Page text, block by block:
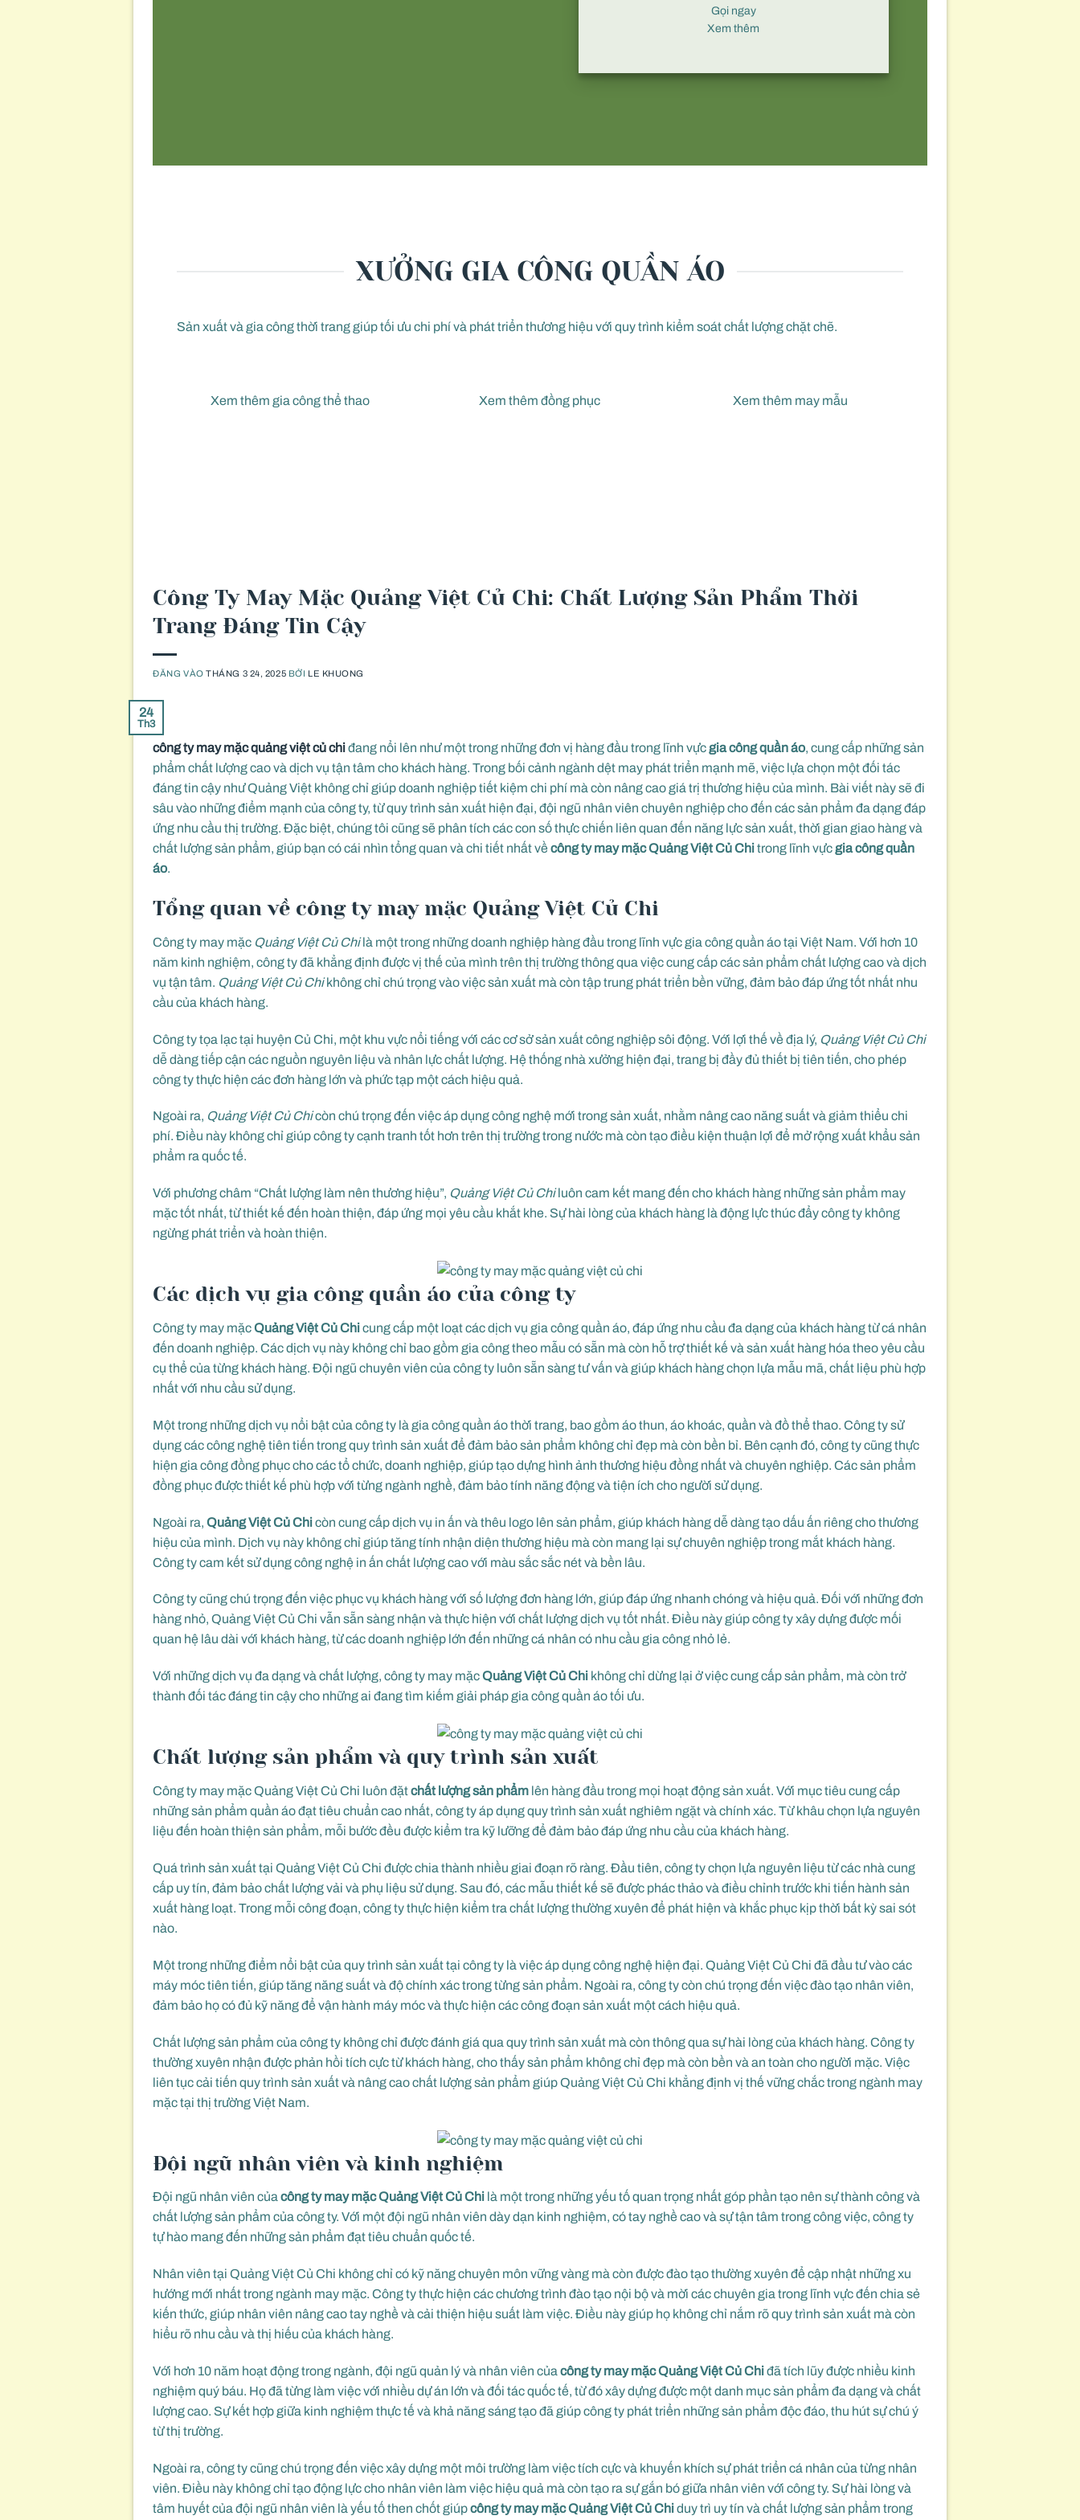
Gọi ngay
Xem thêm
XƯỞNG GIA CÔNG QUẦN ÁO
Sản xuất và gia công thời trang giúp tối ưu chi phí và phát triển thương hiệu với quy trình kiểm soát chất lượng chặt chẽ.
Xem thêm gia công thể thao Xem thêm đồng phục Xem thêm may mẫu
Công Ty May Mặc Quảng Việt Củ Chi: Chất Lượng Sản Phẩm Thời
Trang Đáng Tin Cậy
ĐĂNG VÀOTHÁNG 3 24, 2025 BỞI LE KHUONG
24
Th3
công ty may mặc quảng việt củ chiđang nổi lên như một trong những đơn vị hàng đầu trong lĩnh vựcgia công quần áo, cung cấp những sản
phẩm chất lượng cao và dịch vụ tận tâm cho khách hàng. Trong bối cảnh ngành dệt may phát triển mạnh mẽ, việc lựa chọn một đối tác
đáng tin cậy như Quảng Việt không chỉ giúp doanh nghiệp tiết kiệm chi phí mà còn nâng cao giá trị thương hiệu của mình. Bài viết này sẽ đi
sâu vào những điểm mạnh của công ty, từ quy trình sản xuất hiện đại, đội ngũ nhân viên chuyên nghiệp cho đến các sản phẩm đa dạng đáp
ứng nhu cầu thị trường. Đặc biệt, chúng tôi cũng sẽ phân tích các con số thực chiến liên quan đến năng lực sản xuất, thời gian giao hàng và
chất lượng sản phẩm, giúp bạn có cái nhìn tổng quan và chi tiết nhất vềcông ty may mặc Quảng Việt Củ Chitrong lĩnh vựcgia công quần
áo.
Tổng quan về công ty may mặc Quảng Việt Củ Chi
Công ty may mặc Quảng Việt Củ Chilà một trong những doanh nghiệp hàng đầu trong lĩnh vực gia công quần áo tại Việt Nam. Với hơn 10
năm kinh nghiệm, công ty đã khẳng định được vị thế của mình trên thị trường thông qua việc cung cấp các sản phẩm chất lượng cao và dịch
vụ tận tâm. Quảng Việt Củ Chikhông chỉ chú trọng vào việc sản xuất mà còn tập trung phát triển bền vững, đảm bảo đáp ứng tốt nhất nhu
cầu của khách hàng.
Công ty tọa lạc tại huyện Củ Chi, một khu vực nổi tiếng với các cơ sở sản xuất công nghiệp sôi động. Với lợi thế về địa lý, Quảng Việt Củ Chi
dễ dàng tiếp cận các nguồn nguyên liệu và nhân lực chất lượng. Hệ thống nhà xưởng hiện đại, trang bị đầy đủ thiết bị tiên tiến, cho phép
công ty thực hiện các đơn hàng lớn và phức tạp một cách hiệu quả.
Ngoài ra, Quảng Việt Củ Chicòn chú trọng đến việc áp dụng công nghệ mới trong sản xuất, nhằm nâng cao năng suất và giảm thiểu chi
phí. Điều này không chỉ giúp công ty cạnh tranh tốt hơn trên thị trường trong nước mà còn tạo điều kiện thuận lợi để mở rộng xuất khẩu sản
phẩm ra quốc tế.
Với phương châm “Chất lượng làm nên thương hiệu”, Quảng Việt Củ Chiluôn cam kết mang đến cho khách hàng những sản phẩm may
mặc tốt nhất, từ thiết kế đến hoàn thiện, đáp ứng mọi yêu cầu khắt khe. Sự hài lòng của khách hàng là động lực thúc đẩy công ty không
ngừng phát triển và hoàn thiện.
Các dịch vụ gia công quần áo của công ty
Công ty may mặcQuảng Việt Củ Chicung cấp một loạt các dịch vụ gia công quần áo, đáp ứng nhu cầu đa dạng của khách hàng từ cá nhân
đến doanh nghiệp. Các dịch vụ này không chỉ bao gồm gia công theo mẫu có sẵn mà còn hỗ trợ thiết kế và sản xuất hàng hóa theo yêu cầu
cụ thể của từng khách hàng. Đội ngũ chuyên viên của công ty luôn sẵn sàng tư vấn và giúp khách hàng chọn lựa mẫu mã, chất liệu phù hợp
nhất với nhu cầu sử dụng.
Một trong những dịch vụ nổi bật của công ty là gia công quần áo thời trang, bao gồm áo thun, áo khoác, quần và đồ thể thao. Công ty sử
dụng các công nghệ tiên tiến trong quy trình sản xuất để đảm bảo sản phẩm không chỉ đẹp mà còn bền bỉ. Bên cạnh đó, công ty cũng thực
hiện gia công đồng phục cho các tổ chức, doanh nghiệp, giúp tạo dựng hình ảnh thương hiệu đồng nhất và chuyên nghiệp. Các sản phẩm
đồng phục được thiết kế phù hợp với từng ngành nghề, đảm bảo tính năng động và tiện ích cho người sử dụng.
Ngoài ra,Quảng Việt Củ Chicòn cung cấp dịch vụ in ấn và thêu logo lên sản phẩm, giúp khách hàng dễ dàng tạo dấu ấn riêng cho thương
hiệu của mình. Dịch vụ này không chỉ giúp tăng tính nhận diện thương hiệu mà còn mang lại sự chuyên nghiệp trong mắt khách hàng.
Công ty cam kết sử dụng công nghệ in ấn chất lượng cao với màu sắc sắc nét và bền lâu.
Công ty cũng chú trọng đến việc phục vụ khách hàng với số lượng đơn hàng lớn, giúp đáp ứng nhanh chóng và hiệu quả. Đối với những đơn
hàng nhỏ, Quảng Việt Củ Chi vẫn sẵn sàng nhận và thực hiện với chất lượng dịch vụ tốt nhất. Điều này giúp công ty xây dựng được mối
quan hệ lâu dài với khách hàng, từ các doanh nghiệp lớn đến những cá nhân có nhu cầu gia công nhỏ lẻ.
Với những dịch vụ đa dạng và chất lượng, công ty may mặcQuảng Việt Củ Chi không chỉ dừng lại ở việc cung cấp sản phẩm, mà còn trở
thành đối tác đáng tin cậy cho những ai đang tìm kiếm giải pháp gia công quần áo tối ưu.
Chất lượng sản phẩm và quy trình sản xuất
Công ty may mặc Quảng Việt Củ Chi luôn đặtchất lượng sản phẩm lên hàng đầu trong mọi hoạt động sản xuất. Với mục tiêu cung cấp
những sản phẩm quần áo đạt tiêu chuẩn cao nhất, công ty áp dụng quy trình sản xuất nghiêm ngặt và chính xác. Từ khâu chọn lựa nguyên
liệu đến hoàn thiện sản phẩm, mỗi bước đều được kiểm tra kỹ lưỡng để đảm bảo đáp ứng nhu cầu của khách hàng.
Quá trình sản xuất tại Quảng Việt Củ Chi được chia thành nhiều giai đoạn rõ ràng. Đầu tiên, công ty chọn lựa nguyên liệu từ các nhà cung
cấp uy tín, đảm bảo chất lượng vải và phụ liệu sử dụng. Sau đó, các mẫu thiết kế sẽ được phác thảo và điều chỉnh trước khi tiến hành sản
xuất hàng loạt. Trong mỗi công đoạn, công ty thực hiện kiểm tra chất lượng thường xuyên để phát hiện và khắc phục kịp thời bất kỳ sai sót
nào.
Một trong những điểm nổi bật của quy trình sản xuất tại công ty là việc áp dụng công nghệ hiện đại. Quảng Việt Củ Chi đã đầu tư vào các
máy móc tiên tiến, giúp tăng năng suất và độ chính xác trong từng sản phẩm. Ngoài ra, công ty còn chú trọng đến việc đào tạo nhân viên,
đảm bảo họ có đủ kỹ năng để vận hành máy móc và thực hiện các công đoạn sản xuất một cách hiệu quả.
Chất lượng sản phẩm của công ty không chỉ được đánh giá qua quy trình sản xuất mà còn thông qua sự hài lòng của khách hàng. Công ty
thường xuyên nhận được phản hồi tích cực từ khách hàng, cho thấy sản phẩm không chỉ đẹp mà còn bền và an toàn cho người mặc. Việc
liên tục cải tiến quy trình sản xuất và nâng cao chất lượng sản phẩm giúp Quảng Việt Củ Chi khẳng định vị thế vững chắc trong ngành may
mặc tại thị trường Việt Nam.
Đội ngũ nhân viên và kinh nghiệm
Đội ngũ nhân viên củacông ty may mặc Quảng Việt Củ Chi là một trong những yếu tố quan trọng nhất góp phần tạo nên sự thành công và
chất lượng sản phẩm của công ty. Với một đội ngũ nhân viên dày dạn kinh nghiệm, có tay nghề cao và sự tận tâm trong công việc, công ty
tự hào mang đến những sản phẩm đạt tiêu chuẩn quốc tế.
Nhân viên tại Quảng Việt Củ Chi không chỉ có kỹ năng chuyên môn vững vàng mà còn được đào tạo thường xuyên để cập nhật những xu
hướng mới nhất trong ngành may mặc. Công ty thực hiện các chương trình đào tạo nội bộ và mời các chuyên gia trong lĩnh vực đến chia sẻ
kiến thức, giúp nhân viên nâng cao tay nghề và cải thiện hiệu suất làm việc. Điều này giúp họ không chỉ nắm rõ quy trình sản xuất mà còn
hiểu rõ nhu cầu và thị hiếu của khách hàng.
Với hơn 10 năm hoạt động trong ngành, đội ngũ quản lý và nhân viên củacông ty may mặc Quảng Việt Củ Chiđã tích lũy được nhiều kinh
nghiệm quý báu. Họ đã từng làm việc với nhiều dự án lớn và đối tác quốc tế, từ đó xây dựng được một danh mục sản phẩm đa dạng và chất
lượng cao. Sự kết hợp giữa kinh nghiệm thực tế và khả năng sáng tạo đã giúp công ty phát triển những sản phẩm độc đáo, thu hút sự chú ý
từ thị trường.
Ngoài ra, công ty cũng chú trọng đến việc xây dựng một môi trường làm việc tích cực và khuyến khích sự phát triển cá nhân của từng nhân
viên. Điều này không chỉ tạo động lực cho nhân viên làm việc hiệu quả mà còn tạo ra sự gắn bó giữa nhân viên với công ty. Sự hài lòng và
tâm huyết của đội ngũ nhân viên là yếu tố then chốt giúpcông ty may mặc Quảng Việt Củ Chiduy trì uy tín và chất lượng sản phẩm trong